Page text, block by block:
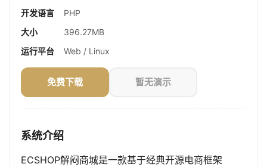
开发语言
PHP
大小
396.27MB
运行平台
Web / Linux
免费下载 暂无演示
系统介绍
ECSHOP解闷商城是一款基于经典开源电商框架